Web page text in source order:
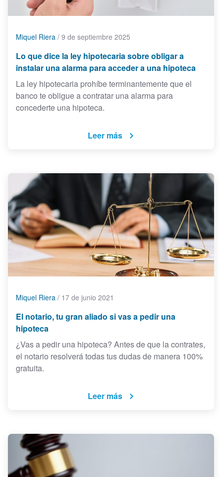
Miquel Riera / 9 de septiembre 2025
Lo que dice la ley hipotecaria sobre obligar a
instalar una alarma para acceder a una hipoteca
La ley hipotecaria prohíbe terminantemente que el
banco te obligue a contratar una alarma para
concederte una hipoteca.
Leer más
Miquel Riera / 17 de junio 2021
El notario, tu gran aliado si vas a pedir una
hipoteca
¿Vas a pedir una hipoteca? Antes de que la contrates,
el notario resolverá todas tus dudas de manera 100%
gratuita.
Leer más